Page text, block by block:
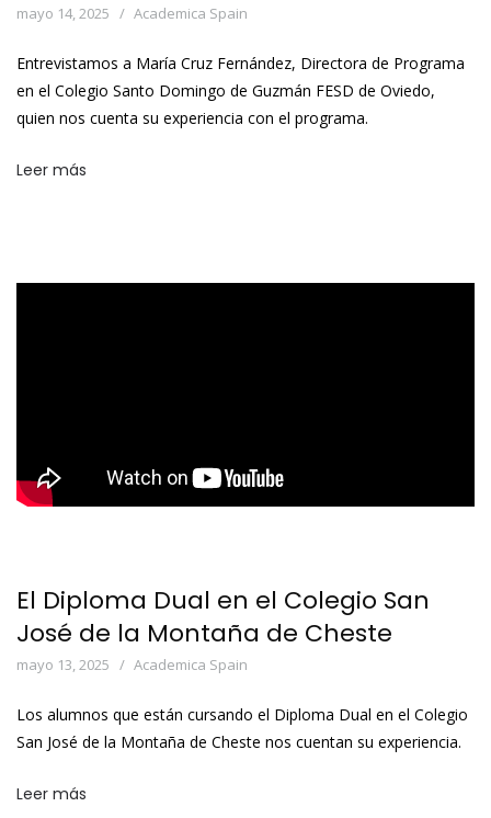
mayo 14, 2025 Academica Spain
Entrevistamos a María Cruz Fernández, Directora de Programa
en el Colegio Santo Domingo de Guzmán FESD de Oviedo,
quien nos cuenta su experiencia con el programa.
Leer más
El Diploma Dual en el Colegio San
José de la Montaña de Cheste
mayo 13, 2025 Academica Spain
Los alumnos que están cursando el Diploma Dual en el Colegio
San José de la Montaña de Cheste nos cuentan su experiencia.
Leer más